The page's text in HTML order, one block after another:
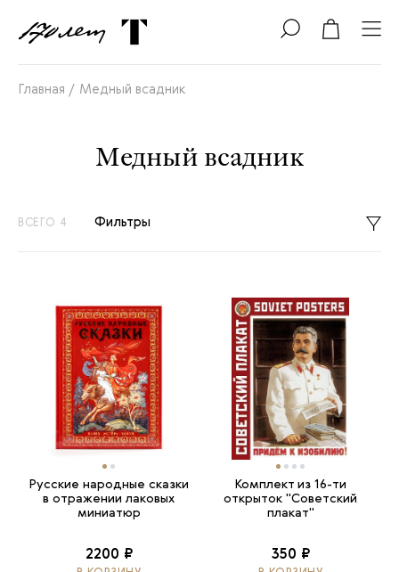
Главная / Медный всадник
Медный всадник
ВСЕГО 4 Фильтры
Русские народные сказки
в отражении лаковых
миниатюр
2200 ₽
Комплект из 16-ти
открыток "Советский
плакат"
350 ₽